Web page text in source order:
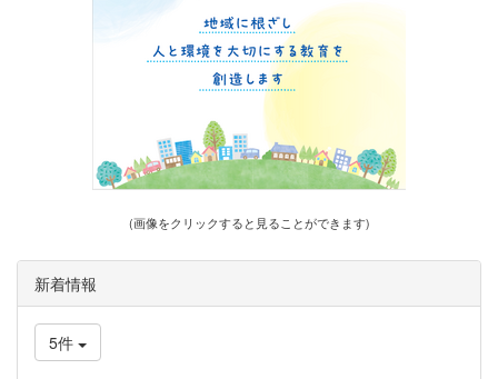
(画像をクリックすると見ることができます)
新着情報
5件